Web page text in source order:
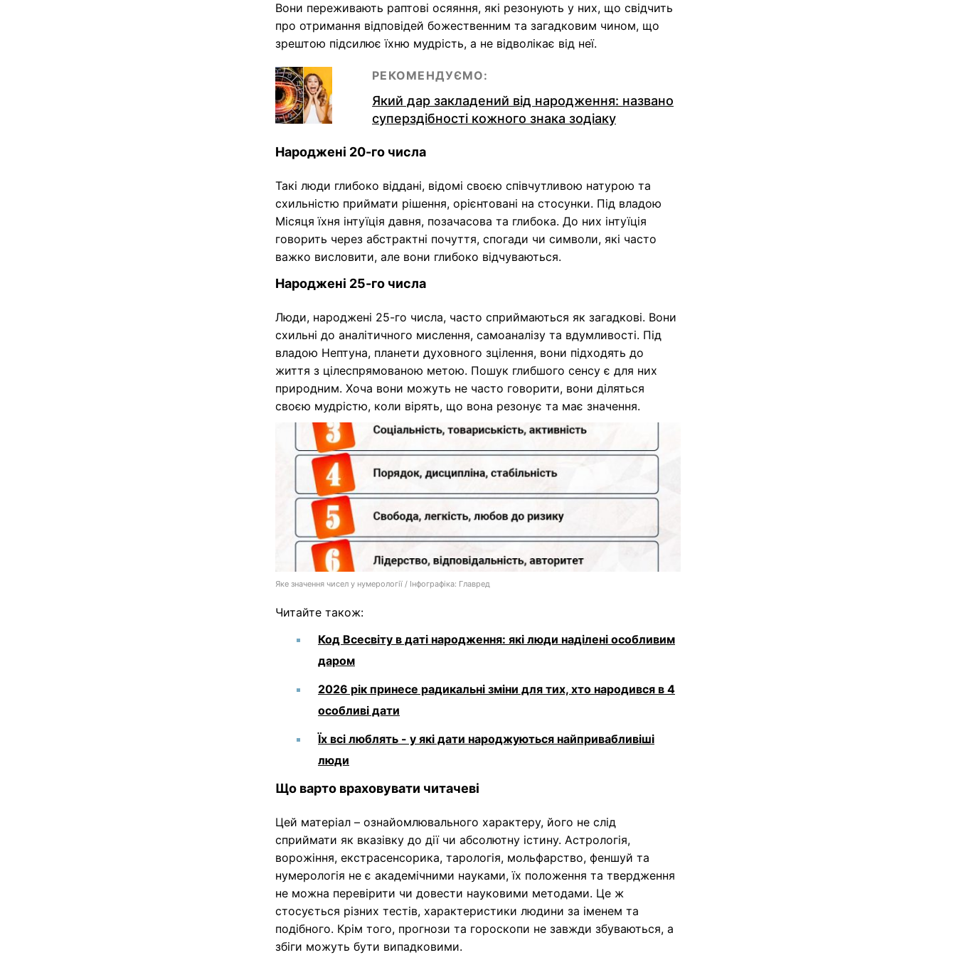
Вони переживають раптові осяяння, які резонують у них, що свідчить
про отримання відповідей божественним та загадковим чином, що
зрештою підсилює їхню мудрість, а не відволікає від неї.
РЕКОМЕНДУЄМО:
Який дар закладений від народження: названо
суперздібності кожного знака зодіаку
Народжені 20-го числа
Такі люди глибоко віддані, відомі своєю співчутливою натурою та
схильністю приймати рішення, орієнтовані на стосунки. Під владою
Місяця їхня інтуїція давня, позачасова та глибока. До них інтуїція
говорить через абстрактні почуття, спогади чи символи, які часто
важко висловити, але вони глибоко відчуваються.
Народжені 25-го числа
Люди, народжені 25-го числа, часто сприймаються як загадкові. Вони
схильні до аналітичного мислення, самоаналізу та вдумливості. Під
владою Нептуна, планети духовного зцілення, вони підходять до
життя з цілеспрямованою метою. Пошук глибшого сенсу є для них
природним. Хоча вони можуть не часто говорити, вони діляться
своєю мудрістю, коли вірять, що вона резонує та має значення.
Яке значення чисел у нумерології / Інфографіка: Главред
Читайте також:
Код Всесвіту в даті народження: які люди наділені особливим
даром
2026 рік принесе радикальні зміни для тих, хто народився в 4
особливі дати
Їх всі люблять - у які дати народжуються найпривабливіші
люди
Що варто враховувати читачеві
Цей матеріал – ознайомлювального характеру, його не слід
сприймати як вказівку до дії чи абсолютну істину. Астрологія,
ворожіння, екстрасенсорика, тарологія, мольфарство, феншуй та
нумерологія не є академічними науками, їх положення та твердження
не можна перевірити чи довести науковими методами. Це ж
стосується різних тестів, характеристики людини за іменем та
подібного. Крім того, прогнози та гороскопи не завжди збуваються, а
збіги можуть бути випадковими.